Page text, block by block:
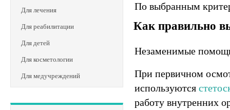
Для лечения
Для реабилитации
Для детей
Для косметологии
Для медучреждений
По выбранным
Как правильно
Незаменимые
При первичном
используются
работу внутренних